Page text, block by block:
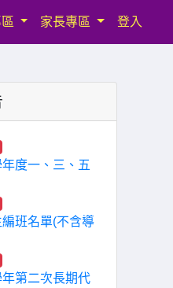
家長專區 登入
度一、三、五
班名單(不含導
第二次長期代